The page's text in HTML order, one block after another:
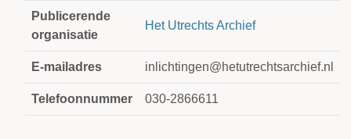
Publicerende
organisatie
Het Utrechts Archief
E-mailadres inlichtingen@hetutrechtsarchief.nl
Telefoonnummer 030-2866611